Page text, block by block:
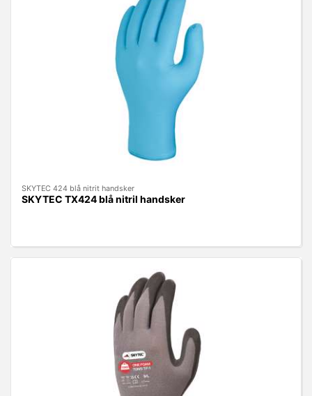
SKYTEC 424 blå nitrit handsker
SKYTEC TX424 blå nitril handsker